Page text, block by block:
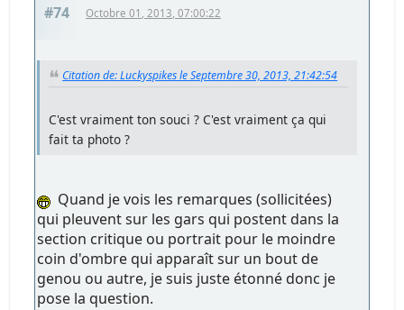
#74 Octobre 01, 2013, 07:00:22
Citation de: Luckyspikes le Septembre 30, 2013, 21:42:54
C'est vraiment ton souci ? C'est vraiment ça qui
fait ta photo ?
Quand je vois les remarques (sollicitées)
qui pleuvent sur les gars qui postent dans la
section critique ou portrait pour le moindre
coin d'ombre qui apparaît sur un bout de
genou ou autre, je suis juste étonné donc je
pose la question.